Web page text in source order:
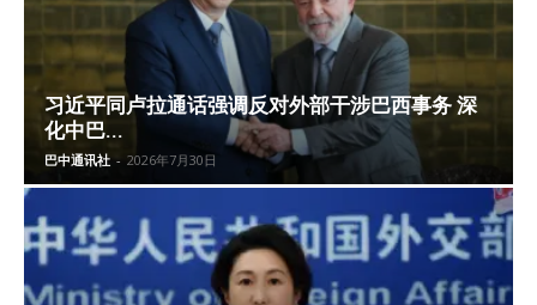
习近平同卢拉通话强调反对外部干涉巴西事务 深
化中巴...
巴中通讯社 - 2026年7月30日